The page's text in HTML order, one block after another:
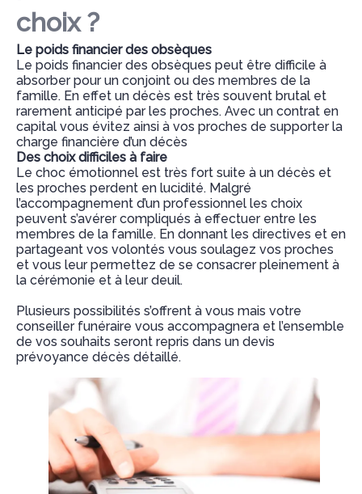
choix ?
Le poids financier des obsèques
Le poids financier des obsèques peut être difficile à
absorber pour un conjoint ou des membres de la
famille. En effet un décès est très souvent brutal et
rarement anticipé par les proches. Avec un contrat en
capital vous évitez ainsi à vos proches de supporter la
charge financière d’un décès
Des choix difficiles à faire
Le choc émotionnel est très fort suite à un décès et
les proches perdent en lucidité. Malgré
l’accompagnement d’un professionnel les choix
peuvent s’avérer compliqués à effectuer entre les
membres de la famille. En donnant les directives et en
partageant vos volontés vous soulagez vos proches
et vous leur permettez de se consacrer pleinement à
la cérémonie et à leur deuil.
Plusieurs possibilités s’offrent à vous mais votre
conseiller funéraire vous accompagnera et l’ensemble
de vos souhaits seront repris dans un devis
prévoyance décès détaillé.